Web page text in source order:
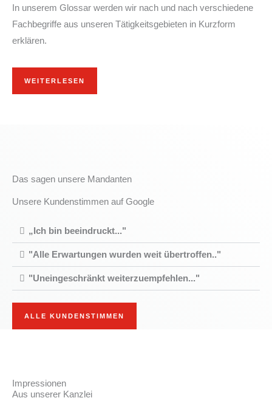
In unserem Glossar werden wir nach und nach verschiedene
Fachbegriffe aus unseren Tätigkeitsgebieten in Kurzform
erklären.
WEITERLESEN
Das sagen unsere Mandanten
Unsere Kundenstimmen auf Google
„Ich bin beeindruckt..."
"Alle Erwartungen wurden weit übertroffen.."
"Uneingeschränkt weiterzuempfehlen..."
ALLE KUNDENSTIMMEN
Impressionen
Aus unserer Kanzlei